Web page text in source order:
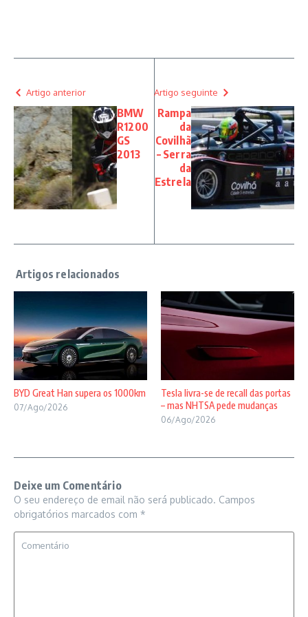
Artigo anterior
BMW
R1200
GS
2013
Artigo seguinte
Rampa
da
Covilhã
– Serra
da
Estrela
BYD Great Han supera os 1000km
07/Ago/2026
Tesla livra-se de recall das portas
– mas NHTSA pede mudanças
06/Ago/2026
Deixe um Comentário
O seu endereço de email não será publicado. Campos
obrigatórios marcados com *